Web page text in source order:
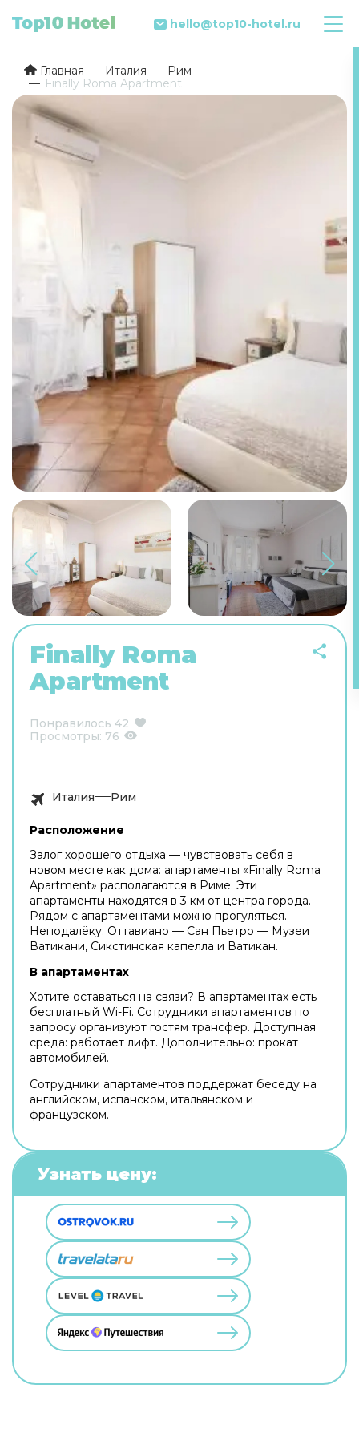
hello@top10-hotel.ru
Главная Италия
Рим
Finally Roma Apartment
Finally Roma
Apartment
Понравилось 42
Просмотры: 76
Италия Рим
Расположение
Залог хорошего отдыха — чувствовать себя в
новом месте как дома: апартаменты «Finally Roma
Apartment» располагаются в Риме. Эти
апартаменты находятся в 3 км от центра города.
Рядом с апартаментами можно прогуляться.
Неподалёку: Оттавиано — Сан Пьетро — Музеи
Ватикани, Сикстинская капелла и Ватикан.
В апартаментах
Хотите оставаться на связи? В апартаментах есть
бесплатный Wi-Fi. Сотрудники апартаментов по
запросу организуют гостям трансфер. Доступная
среда: работает лифт. Дополнительно: прокат
автомобилей.
Сотрудники апартаментов поддержат беседу на
английском, испанском, итальянском и
французском.
Узнать цену: